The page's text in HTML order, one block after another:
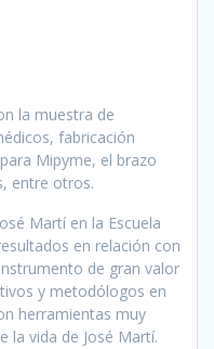
la muestra de
fabricación
Mipyme, el brazo
entre otros.
Martí en la Escuela
en relación con
de gran valor
y metodólogos en
herramientas muy
la vida de José Martí.